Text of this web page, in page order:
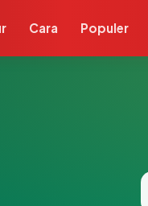
Cara Populer